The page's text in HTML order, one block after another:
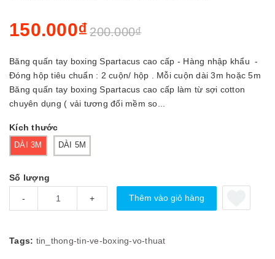
150.000₫ 200.000₫
Băng quấn tay boxing Spartacus cao cấp - Hàng nhập khẩu -
Đóng hộp tiêu chuẩn : 2 cuộn/ hộp . Mỗi cuộn dài 3m hoặc 5m
Băng quấn tay boxing Spartacus cao cấp làm từ sợi cotton
chuyên dụng ( vải tương đối mềm so...
Kích thước
DÀI 3M DÀI 5M
Số lượng
- + Thêm vào giỏ hàng
Tags: tin_thong-tin-ve-boxing-vo-thuat